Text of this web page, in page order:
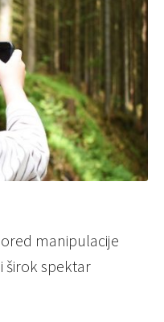
manipulacije
širok spektar